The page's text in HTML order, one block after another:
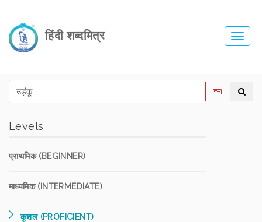
हिंदी शब्दमित्र
Levels
प्राथमिक (BEGINNER)
माध्यमिक (INTERMEDIATE)
कुशल (PROFICIENT)